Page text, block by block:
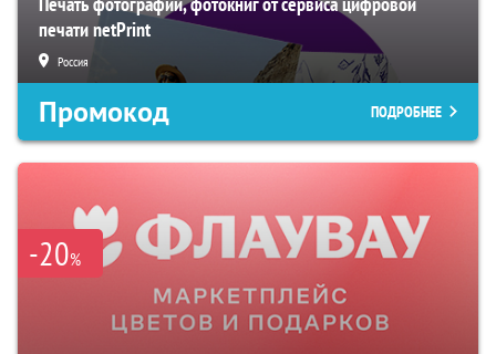
печати netPrint
Россия
Промокод ПОДРОБНЕЕ
-20%